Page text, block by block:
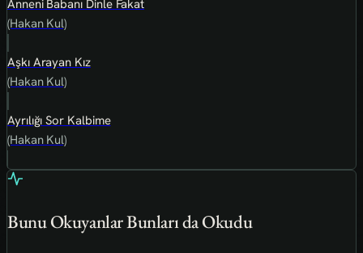
Anneni Babanı Dinle Fakat
(Hakan Kul)
Aşkı Arayan Kız
(Hakan Kul)
Ayrılığı Sor Kalbime
(Hakan Kul)
Bunu Okuyanlar Bunları da Okudu